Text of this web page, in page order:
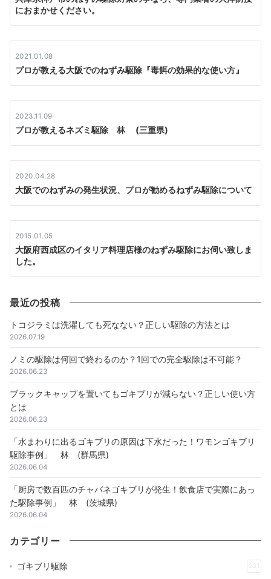
におまかせください。
2021.01.08
プロが教える大阪でのねずみ駆除『毒餌の効果的な使い方』
2023.11.09
プロが教えるネズミ駆除 林 (三重県)
2020.04.28
大阪でのねずみの発生状況、プロが勧めるねずみ駆除について
2015.01.05
大阪府西成区のイタリア料理店様のねずみ駆除にお伺い致しま
した。
最近の投稿
トコジラミは洗濯しても死なない？正しい駆除の方法とは
2026.07.19
ノミの駆除は何回で終わるのか？1回での完全駆除は不可能？
2026.06.23
ブラックキャップを置いてもゴキブリが減らない？正しい使い方
とは
2026.06.23
「水まわりに出るゴキブリの原因は下水だった！ワモンゴキブリ
駆除事例」 林 (群馬県)
2026.06.04
「厨房で数百匹のチャバネゴキブリが発生！飲食店で実際にあっ
た駆除事例」 林 (茨城県)
2026.06.04
カテゴリー
ゴキブリ駆除 231